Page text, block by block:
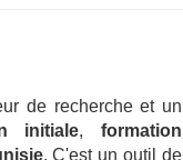
de recherche et un
initiale,formation
. C'est un outil de